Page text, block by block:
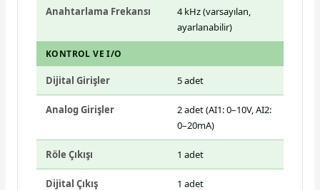
Anahtarlama Frekansı
4 kHz (varsayılan,
ayarlanabilir)
KONTROL VE I/O
Dijital Girişler 5 adet
Analog Girişler
2 adet (AI1: 0–10V, AI2:
0–20mA)
Röle Çıkışı 1 adet
Dijital Çıkış 1 adet